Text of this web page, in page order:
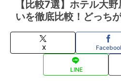
【比較7選】ホテル大
いを徹底比較！どっち
X
LINE